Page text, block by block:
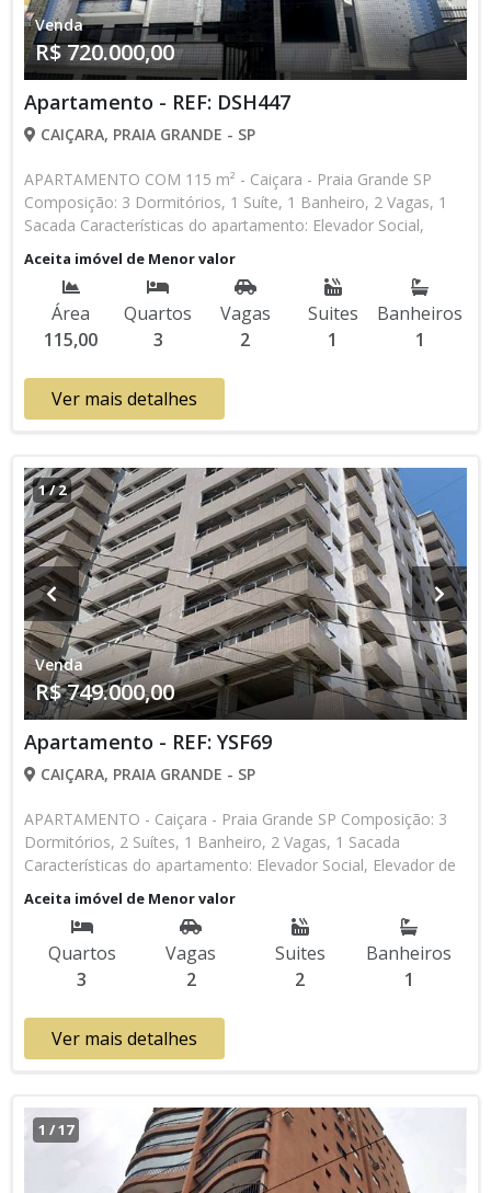
Venda
R$ 720.000,00
Apartamento - REF: DSH447
CAIÇARA, PRAIA GRANDE - SP
APARTAMENTO COM 115 m² - Caiçara - Praia Grande SP
Composição: 3 Dormitórios, 1 Suíte, 1 Banheiro, 2 Vagas, 1
Sacada Características do apartamento: Elevador Social,
Elevador de Serviço, Acessibilidade, Interfone, Piscina, Piscina
Infantil, Sauna, Espaço Gourmet, Academia, Churrasqueira
Aceita Financiamento Bancário * Os valores e disponibilidade
podem ser alterados sem prévio aviso. Favor verificar
entrando em contato com nossa equipe
Aceita imóvel de Menor valor
Área
115,00
Quartos
3
Vagas
2
Suites
1
Banheiros
1
Ver mais detalhes
1/2
Venda
R$ 749.000,00
Apartamento - REF: YSF69
CAIÇARA, PRAIA GRANDE - SP
APARTAMENTO - Caiçara - Praia Grande SP Composição: 3
Dormitórios, 2 Suítes, 1 Banheiro, 2 Vagas, 1 Sacada
Características do apartamento: Elevador Social, Elevador de
Serviço, Acessibilidade, Garagem Privativa, Portaria 24h, Água
Individual, Gás Encanado, Lavanderia, Piscina, Piscina Infantil,
Salão de Jogos, Salão de Festas, Espaço Kids, Espaço
Gourmet, Academia, Churrasqueira Lançamento, Em Obras *
Os valores e disponibilidade podem ser alterados sem prévio
Aceita imóvel de Menor valor
Quartos
3
Vagas
2
Suites
2
Banheiros
1
Ver mais detalhes
1 /17